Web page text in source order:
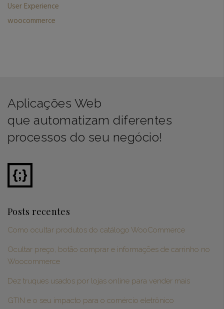
User Experience
woocommerce
Aplicações Web
que automatizam diferentes
processos do seu negócio!
Posts recentes
Como ocultar produtos do catálogo WooCommerce
Ocultar preço, botão comprar e informações de carrinho no
Woocommerce
Dez truques usados por lojas online para vender mais
GTIN e o seu impacto para o comércio eletrônico